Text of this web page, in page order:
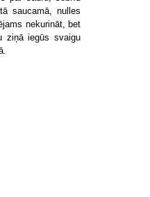
saucamā, nulles
nekurināt, bet
ziņā iegūs svaigu